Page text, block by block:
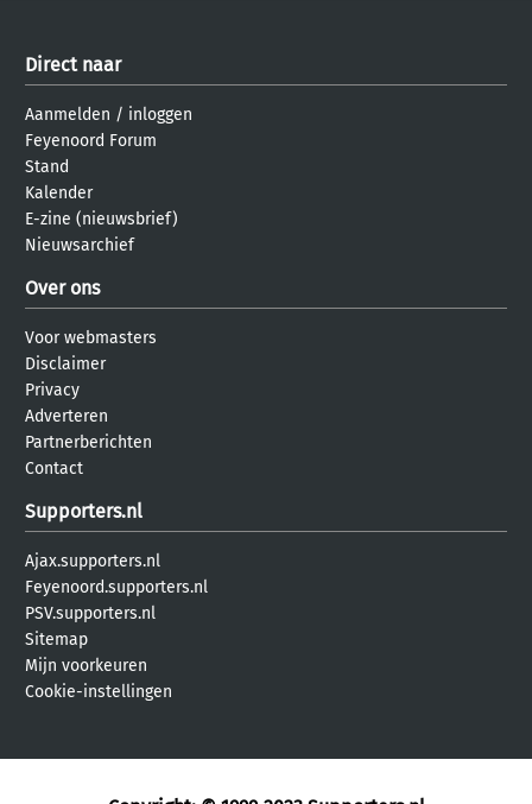
Direct naar
Aanmelden / inloggen
Feyenoord Forum
Stand
Kalender
E-zine (nieuwsbrief)
Nieuwsarchief
Over ons
Voor webmasters
Disclaimer
Privacy
Adverteren
Partnerberichten
Contact
Supporters.nl
Ajax.supporters.nl
Feyenoord.supporters.nl
PSV.supporters.nl
Sitemap
Mijn voorkeuren
Cookie-instellingen